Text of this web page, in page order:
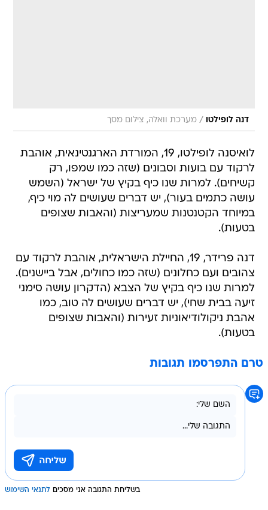
דנה לופילטו / מערכת וואלה, צילום מסך
לואיסנה לופילטו, 19, המורדת הארגנטינאית, אוהבת
לרקוד עם בועות וסבונים (שזה כמו שמפו, רק
קשיחים). למרות שנו כיף בקיץ של ישראל (השמש
עושה כתמים בעור), יש דברים שעושים לה מוי כיף,
במיוחד הקטנטנות שמעריצות (והאבות שצופים
בטעות).
דנה פרידר, 19, החיילת הישראלית, אוהבת לרקוד עם
צהובים ועם כחלונים (שזה כמו כחולים, אבל ביישנים).
למרות שנו כיף בקיץ של הצבא (הדקרון עושה סימני
זיעה בבית שחי), יש דברים שעושים לה טוב, כמו
אהבת ניקולודיאוניות זעירות (והאבות שצופים
בטעות).
טרם התפרסמו תגובות
בשליחת התגובה אני מסכים לתנאי השימוש